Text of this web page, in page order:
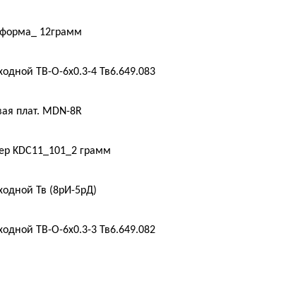
12грамм
TB-O-6x0.3-4 Тв6.649.083
плат. MDN-8R
KDC11_101_2 грамм
Тв (8pИ-5pД)
TB-O-6x0.3-3 Тв6.649.082